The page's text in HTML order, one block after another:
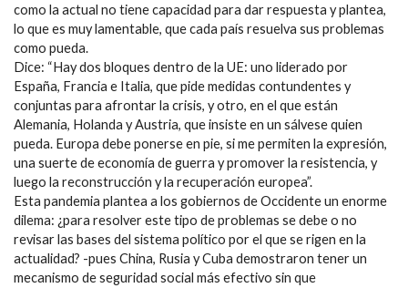
como la actual no tiene capacidad para dar respuesta y plantea,
lo que es muy lamentable, que cada país resuelva sus problemas
como pueda.
Dice: “Hay dos bloques dentro de la UE: uno liderado por
España, Francia e Italia, que pide medidas contundentes y
conjuntas para afrontar la crisis, y otro, en el que están
Alemania, Holanda y Austria, que insiste en un sálvese quien
pueda. Europa debe ponerse en pie, si me permiten la expresión,
una suerte de economía de guerra y promover la resistencia, y
luego la reconstrucción y la recuperación europea”.
Esta pandemia plantea a los gobiernos de Occidente un enorme
dilema: ¿para resolver este tipo de problemas se debe o no
revisar las bases del sistema político por el que se rigen en la
actualidad? -pues China, Rusia y Cuba demostraron tener un
mecanismo de seguridad social más efectivo sin que